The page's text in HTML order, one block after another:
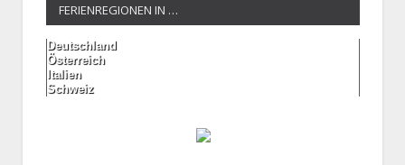
FERIENREGIONEN IN …
Deutschland
Österreich
Italien
Schweiz